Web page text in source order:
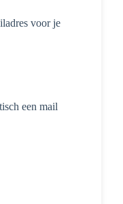
voor je
een mail